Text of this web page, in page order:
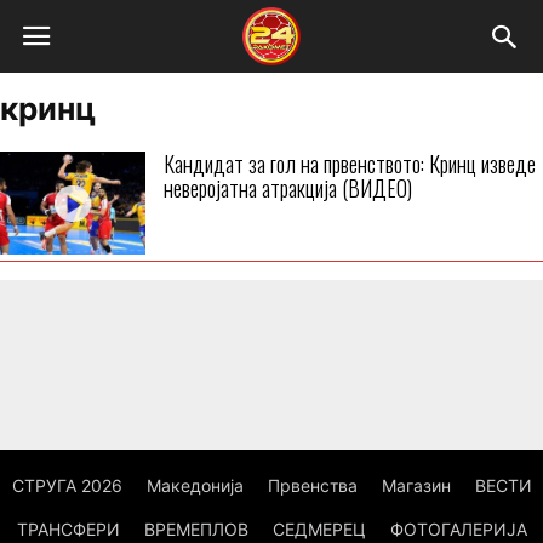
кринц
Кандидат за гол на првенството: Кринц изведе
неверојатна атракција (ВИДЕО)
СТРУГА 2026 Македонија Првенства Магазин ВЕСТИ
ТРАНСФЕРИ ВРЕМЕПЛОВ СЕДМЕРЕЦ ФОТОГАЛЕРИЈА